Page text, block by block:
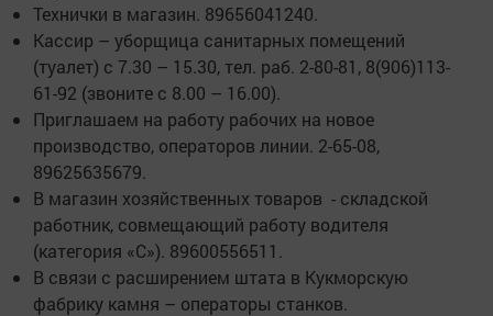
Технички в магазин. 89656041240.
Кассир – уборщица санитарных помещений
(туалет) с 7.30 – 15.30, тел. раб. 2-80-81, 8(906)113-
61-92 (звоните с 8.00 – 16.00).
Приглашаем на работу рабочих на новое
производство, операторов линии. 2-65-08,
89625635679.
В магазин хозяйственных товаров - складской
работник, совмещающий работу водителя
(категория «С»). 89600556511.
В связи с расширением штата в Кукморскую
фабрику камня – операторы станков.